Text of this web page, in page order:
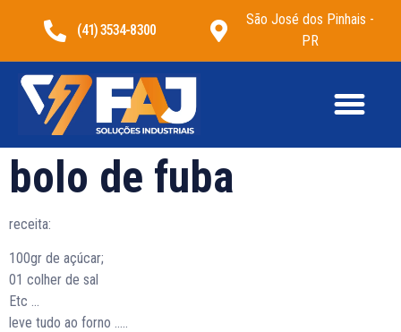
(41) 3534-8300
São José dos Pinhais -
PR
bolo de fuba
receita:
100gr de açúcar;
01 colher de sal
Etc …
leve tudo ao forno …..